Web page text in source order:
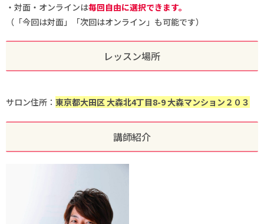
・対面・オンラインは毎回自由に選択できます。
（「今回は対面」「次回はオンライン」も可能です）
レッスン場所
サロン住所： 東京都大田区 大森北4丁目8-9 大森マンション２０３
講師紹介